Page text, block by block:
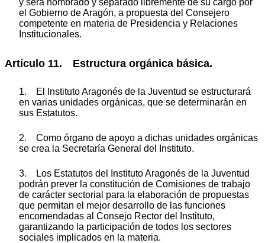
y será nombrado y separado libremente de su cargo por
el Gobierno de Aragón, a propuesta del Consejero
competente en materia de Presidencia y Relaciones
Institucionales.
Artículo 11. Estructura orgánica básica.
1. El Instituto Aragonés de la Juventud se estructurará
en varias unidades orgánicas, que se determinarán en
sus Estatutos.
2. Como órgano de apoyo a dichas unidades orgánicas
se crea la Secretaría General del Instituto.
3. Los Estatutos del Instituto Aragonés de la Juventud
podrán prever la constitución de Comisiones de trabajo
de carácter sectorial para la elaboración de propuestas
que permitan el mejor desarrollo de las funciones
encomendadas al Consejo Rector del Instituto,
garantizando la participación de todos los sectores
sociales implicados en la materia.